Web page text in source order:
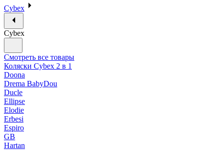
Cybex
Cybex
Смотреть все товары
Коляски Cybex 2 в 1
Doona
Drema BabyDou
Ducle
Ellipse
Elodie
Erbesi
Espiro
GB
Hartan